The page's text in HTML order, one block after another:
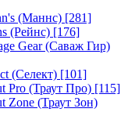
(Маннс) [281]
(Рейнс) [176]
Gear (Саваж Гир)
(Селект) [101]
Pro (Траут Про) [115]
Zone (Траут Зон)